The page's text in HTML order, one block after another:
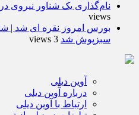
نام‌گذاری یک شناور نیروی
views
بورس امروز نقره ای شد |
سبزپوش شد 3 views
آوین دیلی
درباره آوین دیلی
ارتباط با آوین دیلی